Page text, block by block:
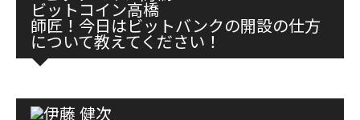
ビットコイン高橋
師匠！今日はビットバンクの開設の仕方
について教えてください！